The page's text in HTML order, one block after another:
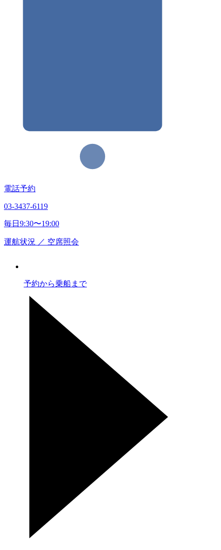
電話予約
03-3437-6119
毎日9:30〜19:00
運航状況 ／ 空席照会
予約から乗船まで